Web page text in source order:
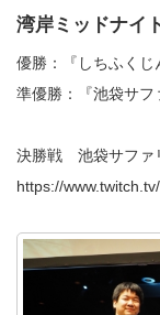
湾岸ミッドナイ
優勝：『しちふくじ
準優勝：『池袋サフ
決勝戦 池袋サファ
https://